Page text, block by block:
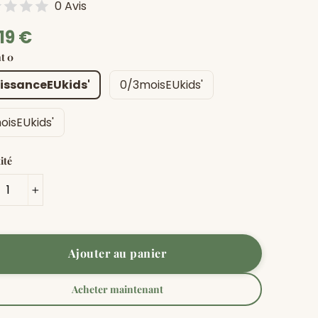
0 Avis
€
0
0/3moisEUkids'
Ajouter au panier
Acheter maintenant